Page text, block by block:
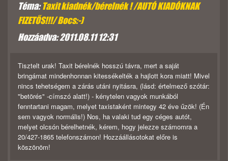
Téma:Taxit kiadnék/bérelnék ! /AUTÓ KIADÓKNAK
FIZETŐS!!!/ Bocs:-)
Hozzáadva: 2011.08.11 12:31
Tisztelt urak! Taxit bérelnék hosszú távra, mert a saját
bringámat mindenhonnan kitessékelték a hajlott kora miatt! Mivel
nincs tehetségem a zárás utáni nyitásra, (lásd: értelmező szótár:
"betörés" -címszó alatt!) - kénytelen vagyok munkából
fenntartani magam, melyet taxistaként mintegy 42 éve űzök! (Én
sem vagyok normális!) Nos, ha valaki tud egy céges autót,
melyet olcsón bérelhetnék, kérem, hogy jelezze számomra a
20/427-1865 telefonszámon! Hozzáállásotokat előre is
köszönöm!